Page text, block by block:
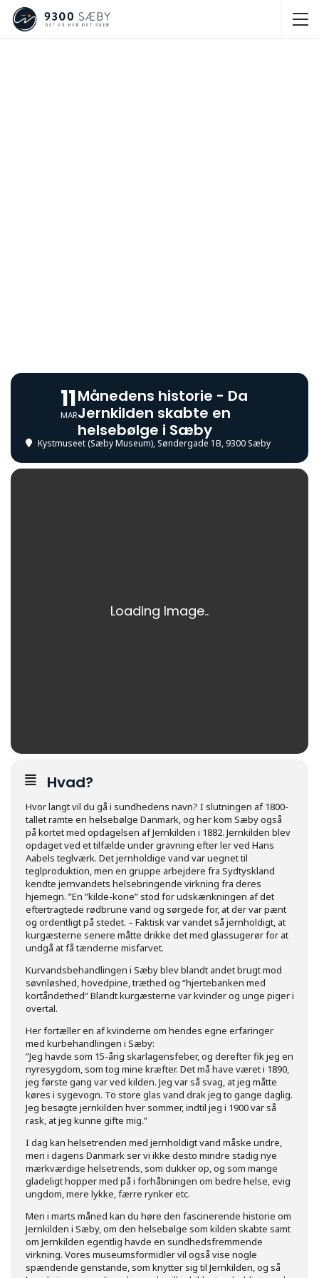
11
MAR
Månedens historie - Da
Jernkilden skabte en
helsebølge i Sæby
Kystmuseet (Sæby Museum), Søndergade 1B, 9300 Sæby
Hvad?
Hvor langt vil du gå i sundhedens navn? I slutningen af 1800-
tallet ramte en helsebølge Danmark, og her kom Sæby også
på kortet med opdagelsen af Jernkilden i 1882. Jernkilden blev
opdaget ved et tilfælde under gravning efter ler ved Hans
Aabels teglværk. Det jernholdige vand var uegnet til
teglproduktion, men en gruppe arbejdere fra Sydtyskland
kendte jernvandets helsebringende virkning fra deres
hjemegn. ”En ”kilde-kone” stod for udskænkningen af det
eftertragtede rødbrune vand og sørgede for, at der var pænt
og ordentligt på stedet. – Faktisk var vandet så jernholdigt, at
kurgæsterne senere måtte drikke det med glassugerør for at
undgå at få tænderne misfarvet.
Kurvandsbehandlingen i Sæby blev blandt andet brugt mod
søvnløshed, hovedpine, træthed og “hjertebanken med
kortåndethed” Blandt kurgæsterne var kvinder og unge piger i
overtal.
Her fortæller en af kvinderne om hendes egne erfaringer
med kurbehandlingen i Sæby:
”Jeg havde som 15-årig skarlagensfeber, og derefter fik jeg en
nyresygdom, som tog mine kræfter. Det må have været i 1890,
jeg første gang var ved kilden. Jeg var så svag, at jeg måtte
køres i sygevogn. To store glas vand drak jeg to gange daglig.
Jeg besøgte jernkilden hver sommer, indtil jeg i 1900 var så
rask, at jeg kunne gifte mig.”
I dag kan helsetrenden med jernholdigt vand måske undre,
men i dagens Danmark ser vi ikke desto mindre stadig nye
mærkværdige helsetrends, som dukker op, og som mange
gladeligt hopper med på i forhåbningen om bedre helse, evig
ungdom, mere lykke, færre rynker etc.
Men i marts måned kan du høre den fascinerende historie om
Jernkilden i Sæby, om den helsebølge som kilden skabte samt
om Jernkilden egentlig havde en sundhedsfremmende
virkning. Vores museumsformidler vil også vise nogle
spændende genstande, som knytter sig til Jernkilden, og så